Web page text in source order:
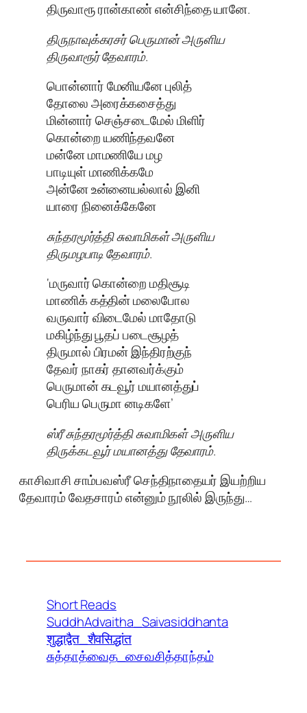
திருவாரூ ரான்காண் என்சிந்தை யானே.
திருநாவுக்கரசர் பெருமான் அருளிய
திருவாரூர் தேவாரம்.
பொன்னார் மேனியனே புலித்
தோலை அரைக்கசைத்து
மின்னார் செஞ்சடைமேல் மிளிர்
கொன்றை யணிந்தவனே
மன்னே மாமணியே மழ
பாடியுள் மாணிக்கமே
அன்னே உன்னையல்லால் இனி
யாரை நினைக்கேனே
சுந்தரமூர்த்தி சுவாமிகள் அருளிய
திருமழபாடி தேவாரம்.
‘மருவார் கொன்றை மதிசூடி
மாணிக் கத்தின் மலைபோல
வருவார் விடைமேல் மாதோடு
மகிழ்ந்து பூதப் படைசூழத்
திருமால் பிரமன் இந்திரற்குந்
தேவர் நாகர் தானவர்க்கும்
பெருமான் கடவூர் மயானத்துப்
பெரிய பெருமா னடிகளே’
ஸ்ரீ சுந்தரமூர்த்தி சுவாமிகள் அருளிய
திருக்கடவூர் மயானத்து தேவாரம்.
காசிவாசி சாம்பவஸ்ரீ செந்திநாதையர் இயற்றிய
தேவாரம் வேதசாரம் என்னும் நூலில் இருந்து…
Short Reads
SuddhAdvaitha_Saivasiddhanta
शुद्धाद्वैत_शैवसिद्धांत
சுத்தாத்வைத_சைவசித்தாந்தம்